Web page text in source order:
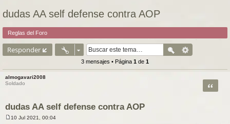
dudas AA self defense contra AOP
Reglas del Foro
Responder
3 mensajes • Página 1 de 1
almogavari2008
Soldado
dudas AA self defense contra AOP
Citar
10 Jul 2021, 00:04